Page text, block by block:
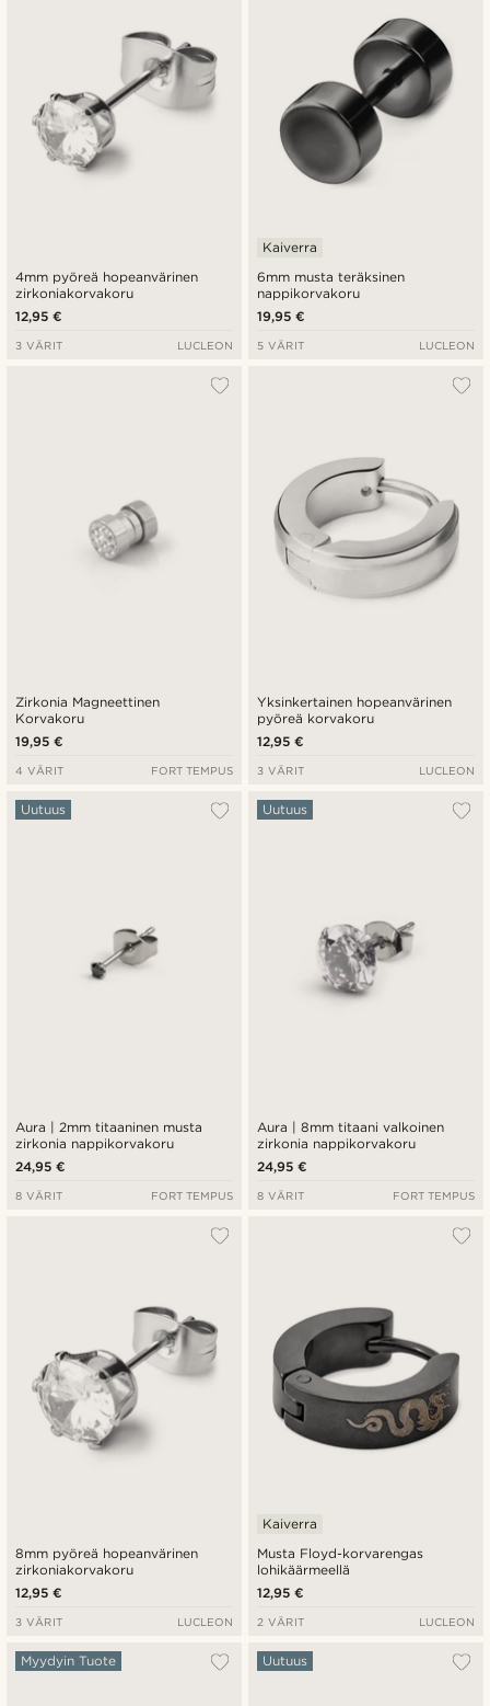
4mm pyöreä hopeanvärinen
zirkoniakorvakoru
12,95 €
3 VÄRIT LUCLEON
6mm musta teräksinen
nappikorvakoru
Kaiverra
19,95 €
5 VÄRIT LUCLEON
Zirkonia Magneettinen
Korvakoru
19,95 €
4 VÄRIT FORT TEMPUS
Yksinkertainen hopeanvärinen
pyöreä korvakoru
12,95 €
3 VÄRIT LUCLEON
Aura | 2mm titaaninen musta
zirkonia nappikorvakoru
Uutuus
24,95 €
8 VÄRIT FORT TEMPUS
Aura | 8mm titaani valkoinen
zirkonia nappikorvakoru
Uutuus
24,95 €
8 VÄRIT FORT TEMPUS
8mm pyöreä hopeanvärinen
zirkoniakorvakoru
12,95 €
3 VÄRIT LUCLEON
Musta Floyd-korvarengas
lohikäärmeellä
Kaiverra
12,95 €
2 VÄRIT LUCLEON
Myydyin Tuote Uutuus